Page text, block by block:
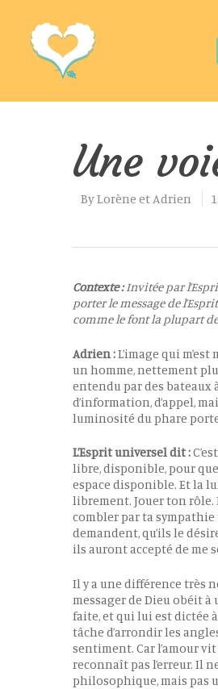
Hit enter to
Une
ByLorène et Adrien
Contexte :Invitée par
porter le message de
comme le font la plupart
Adrien :L’image qui
un homme, nettement
entendu par des bateaux
d’information, d’appel,
luminosité du phare porte
L’Esprit universel dit :
libre, disponible, pour
espace disponible. Et la
librement. Jouer ton rôle.
combler par ta sympathie
demandent, qu’ils le
ils auront accepté de me
Il y a une différence très
messager de Dieu obéit à
faite, et qui lui est dictée
tâche d’arrondir les
sentiment. Car l’amour
reconnaît pas l’erreur. Il
philosophique, mais pas